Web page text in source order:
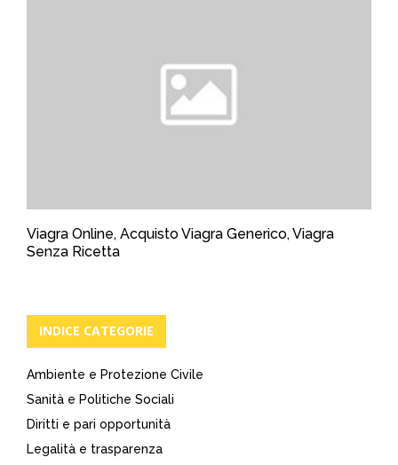
Viagra Online, Acquisto Viagra Generico, Viagra
Senza Ricetta
INDICE CATEGORIE
Ambiente e Protezione Civile
Sanità e Politiche Sociali
Diritti e pari opportunità
Legalità e trasparenza